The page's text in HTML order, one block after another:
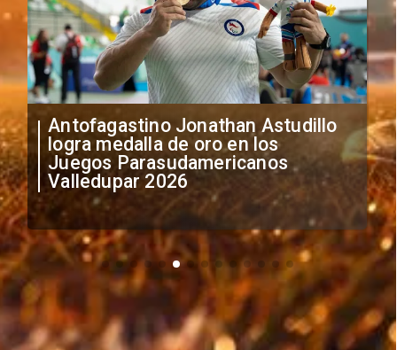
Así comenzó la gran fiesta
deportiva que reúne a los mejores
triatletas de América